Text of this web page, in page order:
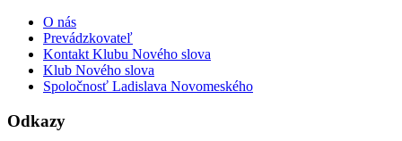
O nás
Prevádzkovateľ
Kontakt Klubu Nového slova
Klub Nového slova
Spoločnosť Ladislava Novomeského
Odkazy